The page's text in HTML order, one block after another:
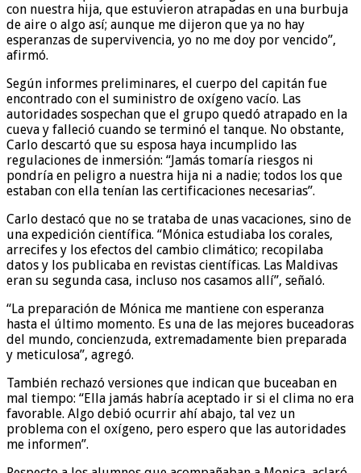
con nuestra hija, que estuvieron atrapadas en una burbuja
de aire o algo así; aunque me dijeron que ya no hay
esperanzas de supervivencia, yo no me doy por vencido”,
afirmó.
Según informes preliminares, el cuerpo del capitán fue
encontrado con el suministro de oxígeno vacío. Las
autoridades sospechan que el grupo quedó atrapado en la
cueva y falleció cuando se terminó el tanque. No obstante,
Carlo descartó que su esposa haya incumplido las
regulaciones de inmersión: “Jamás tomaría riesgos ni
pondría en peligro a nuestra hija ni a nadie; todos los que
estaban con ella tenían las certificaciones necesarias”.
Carlo destacó que no se trataba de unas vacaciones, sino de
una expedición científica. “Mónica estudiaba los corales,
arrecifes y los efectos del cambio climático; recopilaba
datos y los publicaba en revistas científicas. Las Maldivas
eran su segunda casa, incluso nos casamos allí”, señaló.
“La preparación de Mónica me mantiene con esperanza
hasta el último momento. Es una de las mejores buceadoras
del mundo, concienzuda, extremadamente bien preparada
y meticulosa”, agregó.
También rechazó versiones que indican que buceaban en
mal tiempo: “Ella jamás habría aceptado ir si el clima no era
favorable. Algo debió ocurrir ahí abajo, tal vez un
problema con el oxígeno, pero espero que las autoridades
me informen”.